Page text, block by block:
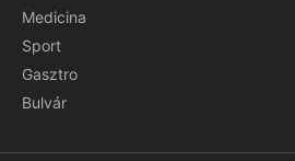
Medicina
Sport
Gasztro
Bulvár